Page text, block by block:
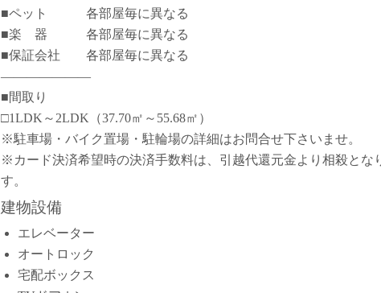
■ペット 各部屋毎に異なる
■楽 器 各部屋毎に異なる
■保証会社 各部屋毎に異なる
―――――――
■間取り
□1LDK～2LDK（37.70㎡～55.68㎡）
※駐車場・バイク置場・駐輪場の詳細はお問合せ下さいませ。
※カード決済希望時の決済手数料は、引越代還元金より相殺とな
す。
建物設備
エレベーター
オートロック
宅配ボックス